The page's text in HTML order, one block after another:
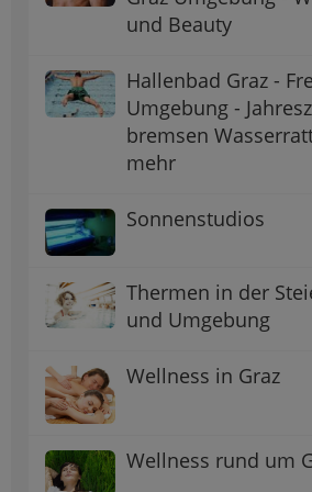
und Beauty
Hallenbad Graz -
Umgebung -
bremsen
mehr
Sonnenstudios
Thermen in der
und Umgebung
Wellness in Graz
Wellness rund um